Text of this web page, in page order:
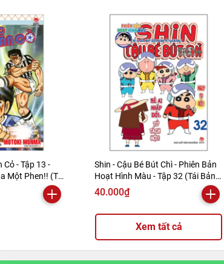
Cỏ - Tập 13 -
Một Phen!! (Tái
Shin - Cậu Bé Bút Chì - Phiên Bản
Hoạt Hình Màu - Tập 32 (Tái Bản
2019)
40.000₫
Xem tất cả